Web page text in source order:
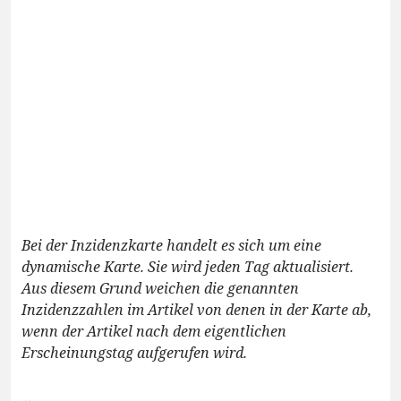
Bei der Inzidenzkarte handelt es sich um eine
dynamische Karte. Sie wird jeden Tag aktualisiert.
Aus diesem Grund weichen die genannten
Inzidenzzahlen im Artikel von denen in der Karte ab,
wenn der Artikel nach dem eigentlichen
Erscheinungstag aufgerufen wird.